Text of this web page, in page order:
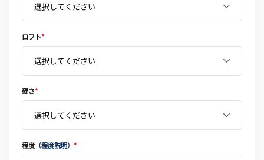
ロフト*
硬さ*
程度 （程度説明）*